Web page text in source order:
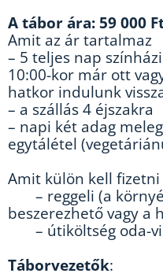
Atáborára: 59 000
Amit az ár tartalmaz
– 5 teljes nap
10:00-kor már ott
hatkor indulunk
– a szállás 4 éjszakra
– napi két adag
egytálétel
Amit külön kell fizetni
– reggeli (a
beszerezhető vagy a
– útiköltség oda-
Táborvezetők: